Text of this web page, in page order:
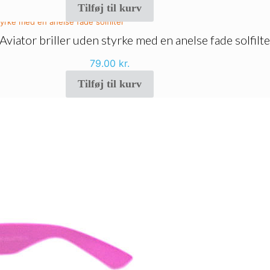
Tilføj til kurv
briller uden styrke med en anelse fade
79.00 kr.
Tilføj til kurv